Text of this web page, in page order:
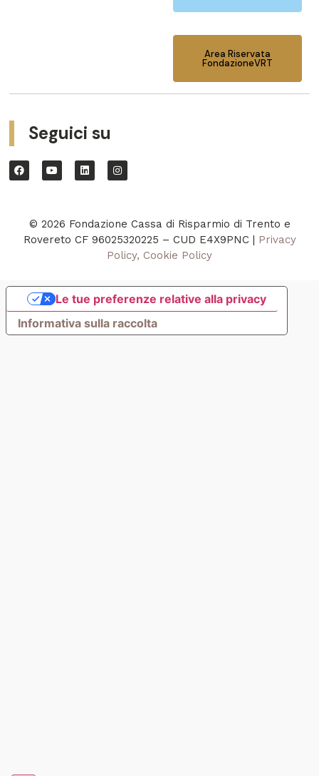
Area Riservata
FondazioneVRT
Seguici su
© 2026 Fondazione Cassa di Risparmio di Trento e
Rovereto CF 96025320225 – CUD E4X9PNC | Privacy
Policy, Cookie Policy
Informativa sulla raccolta
Le tue preferenze relative alla privacy